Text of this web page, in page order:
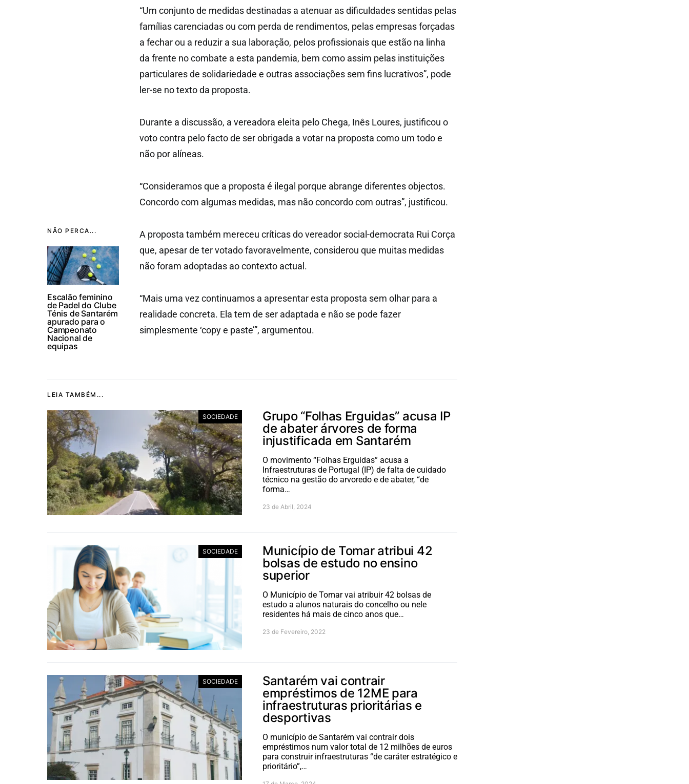
NÃO PERCA...
Escalão feminino
de Padel do Clube
Ténis de Santarém
apurado para o
Campeonato
Nacional de
equipas
“Um conjunto de medidas destinadas a atenuar as dificuldades sentidas pelas
famílias carenciadas ou com perda de rendimentos, pelas empresas forçadas
a fechar ou a reduzir a sua laboração, pelos profissionais que estão na linha
da frente no combate a esta pandemia, bem como assim pelas instituições
particulares de solidariedade e outras associações sem fins lucrativos”, pode
ler-se no texto da proposta.
Durante a discussão, a vereadora eleita pelo Chega, Inês Loures, justificou o
voto contra pelo facto de ser obrigada a votar na proposta como um todo e
não por alíneas.
“Consideramos que a proposta é ilegal porque abrange diferentes objectos.
Concordo com algumas medidas, mas não concordo com outras”, justificou.
A proposta também mereceu críticas do vereador social-democrata Rui Corça
que, apesar de ter votado favoravelmente, considerou que muitas medidas
não foram adoptadas ao contexto actual.
“Mais uma vez continuamos a apresentar esta proposta sem olhar para a
realidade concreta. Ela tem de ser adaptada e não se pode fazer
simplesmente ‘copy e paste’”, argumentou.
LEIA TAMBÉM...
SOCIEDADE
Grupo “Folhas Erguidas” acusa IP
de abater árvores de forma
injustificada em Santarém
O movimento “Folhas Erguidas” acusa a
Infraestruturas de Portugal (IP) de falta de cuidado
técnico na gestão do arvoredo e de abater, “de
forma…
23 de Abril, 2024
SOCIEDADE
Município de Tomar atribui 42
bolsas de estudo no ensino
superior
O Município de Tomar vai atribuir 42 bolsas de
estudo a alunos naturais do concelho ou nele
residentes há mais de cinco anos que…
23 de Fevereiro, 2022
SOCIEDADE
Santarém vai contrair
empréstimos de 12ME para
infraestruturas prioritárias e
desportivas
O município de Santarém vai contrair dois
empréstimos num valor total de 12 milhões de euros
para construir infraestruturas “de caráter estratégico e
prioritário”,…